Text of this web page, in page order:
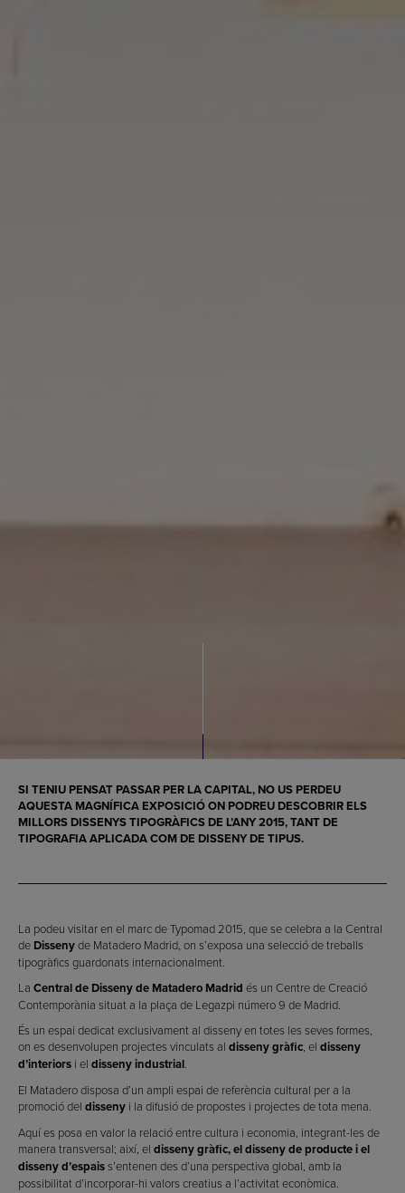
SI TENIU PENSAT PASSAR PER LA CAPITAL, NO US PERDEU
AQUESTA MAGNÍFICA EXPOSICIÓ ON PODREU DESCOBRIR ELS
MILLORS DISSENYS TIPOGRÀFICS DE L’ANY 2015, TANT DE
TIPOGRAFIAAPLICADA COM DE DISSENY DE TIPUS.
La podeu visitar en el marc de Typomad 2015, que se celebra a la Central
de Dissenyde Matadero Madrid, on s’exposa una selecció de treballs
tipogràfics guardonats internacionalment.
La Central de Disseny de Matadero Madrid és un Centre de Creació
Contemporània situat a la plaça de Legazpi número 9 de Madrid.
És un espai dedicat exclusivament al disseny en totes les seves formes,
on es desenvolupen projectes vinculats al disseny gràfic, el disseny
d’interiors i el disseny industrial.
El Matadero disposa d’un ampli espai de referència cultural per a la
promoció del disseny i la difusió de propostes i projectes de tota mena.
Aquí es posa en valor la relació entre cultura i economia, integrant-les de
manera transversal; així, el disseny gràfic, el disseny de producte i el
disseny d’espaiss’entenen des d’una perspectiva global, amb la
possibilitat d’incorporar-hi valors creatius a l’activitat econòmica.